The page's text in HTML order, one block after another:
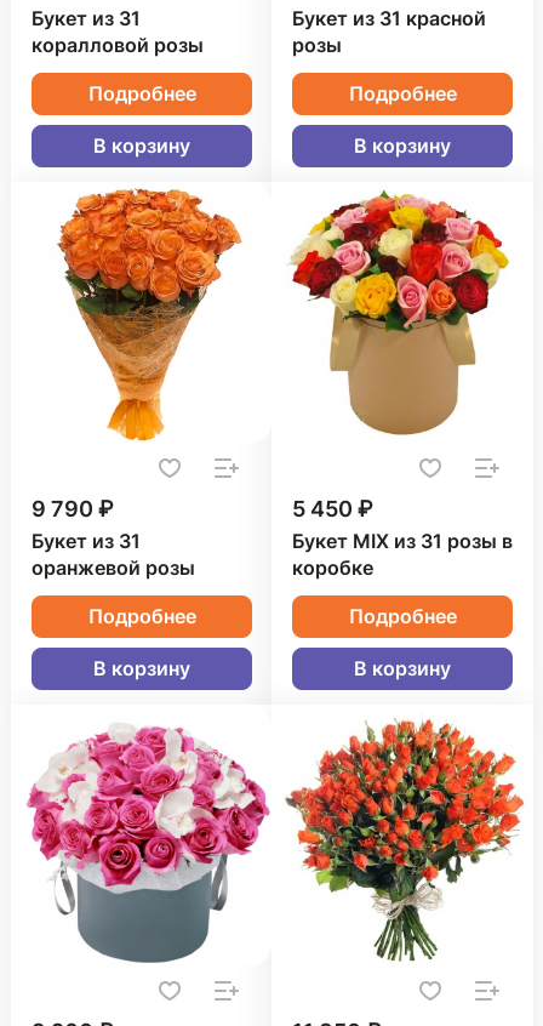
Букет из 31
коралловой розы
Подробнее
В корзину
Букет из 31 красной
розы
Подробнее
В корзину
9 790 ₽
Букет из 31
оранжевой розы
Подробнее
В корзину
5 450 ₽
Букет MIX из 31 розы в
коробке
Подробнее
В корзину